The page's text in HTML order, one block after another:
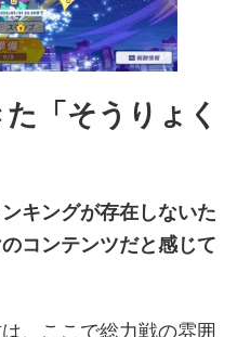
「そうりょく
キングが存在しないた
コンテンツだと感じて
、ここで総力戦の雰囲